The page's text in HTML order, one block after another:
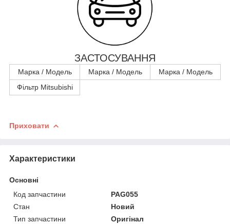
ЗАСТОСУВАННЯ
Марка / Модель Марка / Модель
Марка / Модель
Фільтр Mitsubishi
Приховати
Характеристики
Основні
Код запчастини
PAG055
Стан
Новий
Тип запчастини
Оригінал